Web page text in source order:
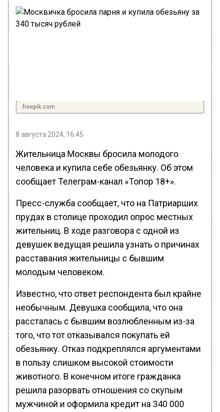
.freepik.com
8 августа 2024, 16:45
Жительница Москвы бросила молодого
человека и купила себе обезьянку. Об этом
сообщает Телеграм-канал «Топор 18+».
Пресс-служба сообщает, что на Патриарших
прудах в столице проходил опрос местных
жительниц. В ходе разговора с одной из
девушек ведущая решила узнать о причинах
расставания жительницы с бывшим
молодым человеком.
Известно, что ответ респондента был крайне
необычным. Девушка сообщила, что она
рассталась с бывшим возлюбленным из-за
того, что тот отказывался покупать ей
обезьянку. Отказ подкреплялся аргументами
в пользу слишком высокой стоимости
животного. В конечном итоге гражданка
решила разорвать отношения со скупым
мужчиной и оформила кредит на 340 000